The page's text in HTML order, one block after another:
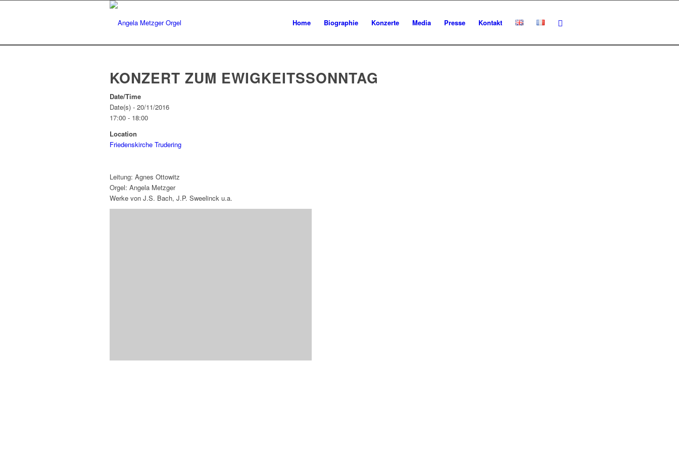
Home Biographie Konzerte Media Presse Kontakt
KONZERT ZUM EWIGKEITSSONNTAG
Date/Time
Date(s) - 20/11/2016
17:00 - 18:00
Location
Friedenskirche Trudering
Leitung: Agnes Ottowitz
Orgel: Angela Metzger
Werke von J.S. Bach, J.P. Sweelinck u.a.